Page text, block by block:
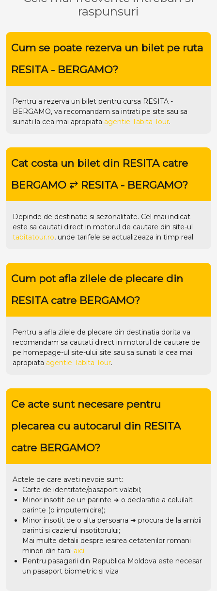
raspunsuri
Cum se poate rezerva un bilet pe ruta
RESITA - BERGAMO?
Pentru a rezerva un bilet pentru cursa RESITA -
BERGAMO, va recomandam sa intrati pe site sau sa
sunati la cea mai apropiata agentie Tabita Tour.
Cat costa un bilet din RESITA catre
BERGAMO ⥂ RESITA - BERGAMO?
Depinde de destinatie si sezonalitate. Cel mai indicat
este sa cautati direct in motorul de cautare din site-ul
tabitatour.ro, unde tarifele se actualizeaza in timp real.
Cum pot afla zilele de plecare din
RESITA catre BERGAMO?
Pentru a afla zilele de plecare din destinatia dorita va
recomandam sa cautati direct in motorul de cautare de
pe homepage-ul site-ului site sau sa sunati la cea mai
apropiata agentie Tabita Tour.
Ce acte sunt necesare pentru
plecarea cu autocarul din RESITA
catre BERGAMO?
Actele de care aveti nevoie sunt:
Carte de identitate/pasaport valabil;
Minor insotit de un parinte ➜ o declaratie a celuilalt
parinte (o imputernicire);
Minor insotit de o alta persoana ➜ procura de la ambii
parinti si cazierul insotitorului;
Mai multe detalii despre iesirea cetatenilor romani
minori din tara: aici.
Pentru pasagerii din Republica Moldova este necesar
un pasaport biometric si viza